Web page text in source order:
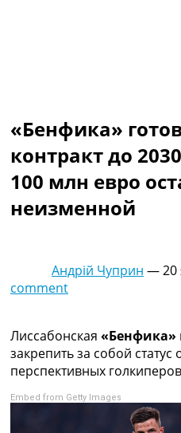
Испания. Ла Лига
Другие Турниры
Таблицы
Таблицы групп
Украина.
Испания. Ла Лига
Рейтинг стран
Рейтинг клубов
Рейтинг ФИФА
«Бенфика»
контракт до
100 млн евро
неизменной
Андрій Чуприн —20
comment
Лиссабонская «Бенфика»
закрепить за собой
перспективных
Embed from Getty Images